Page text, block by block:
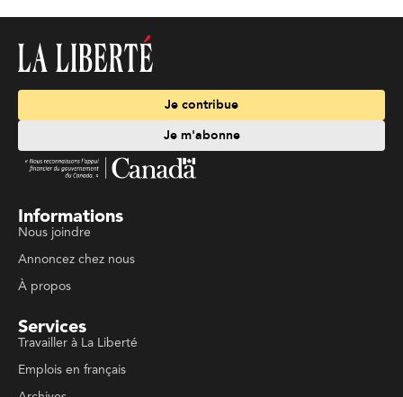
Je contribue
Je m'abonne
Informations
Nous joindre
Annoncez chez nous
À propos
Services
Travailler à La Liberté
Emplois en français